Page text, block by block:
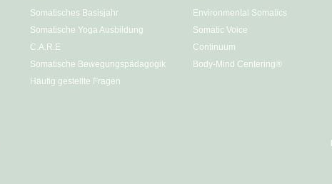
Somatisches Basisjahr
Somatische Yoga Ausbildung
C.A.R.E
Somatische Bewegungspädagogik
Häufig gestellte Fragen
Environmental Somatics
Somatic Voice
Continuum
Body-Mind Centering®